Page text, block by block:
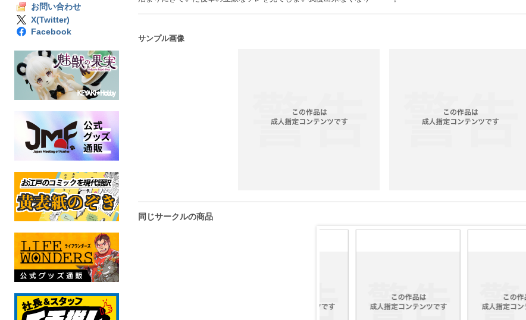
お問い合わせ
X(Twitter)
Facebook
サンプル画像
同じサークルの商品